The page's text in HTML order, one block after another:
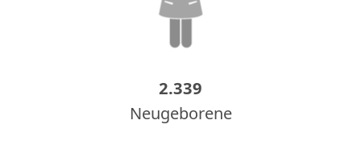
2.339
Neugeborene